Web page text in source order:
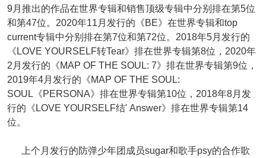
9月推出的作品在世界专辑和销售顶级专辑中分别排在第5位
和第47位。2020年11月发行的《BE》在世界专辑和top
current专辑中分别排在第7位和第72位。2018年5月发行的
《LOVE YOURSELF转Tear》排在世界专辑第8位，2020年
2月发行的《MAP OF THE SOUL: 7》排在世界专辑第9位，
2019年4月发行的《MAP OF THE SOUL:
SOUL《PERSONA》排在世界专辑第10位，2018年8月发
行的《LOVE YOURSELF结' Answer》排在世界专辑第14
位。
上个月发行的防弹少年团成员sugar和歌手psy的合作歌